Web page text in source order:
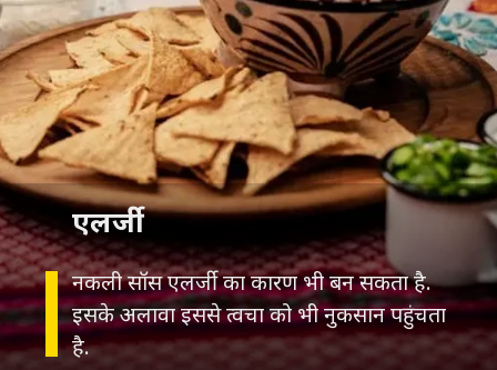
नकली सॉस एलर्जी का कारण भी बन सकता है.
इसके अलावा इससे त्वचा को भी नुकसान पहुंचता
है.
एलर्जी